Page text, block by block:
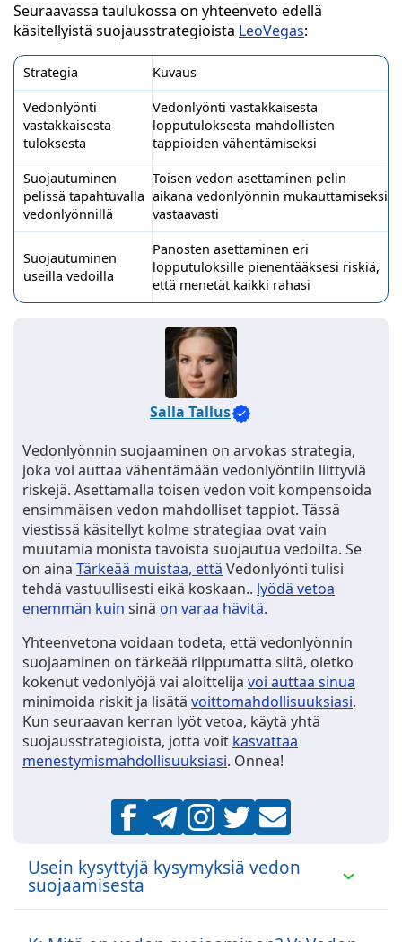
Seuraavassa taulukossa on yhteenveto edellä
käsitellyistä suojausstrategioista LeoVegas:
Strategia Kuvaus
Vedonlyönti
vastakkaisesta
tuloksesta
Vedonlyönti vastakkaisesta
lopputuloksesta mahdollisten
tappioiden vähentämiseksi
Suojautuminen
pelissä tapahtuvalla
vedonlyönnillä
Toisen vedon asettaminen pelin
aikana vedonlyönnin mukauttamiseksi
vastaavasti
Suojautuminen
useilla vedoilla
Panosten asettaminen eri
lopputuloksille pienentääksesi riskiä,
että menetät kaikki rahasi
Salla Tallus
Vedonlyönnin suojaaminen on arvokas strategia,
joka voi auttaa vähentämään vedonlyöntiin liittyviä
riskejä. Asettamalla toisen vedon voit kompensoida
ensimmäisen vedon mahdolliset tappiot. Tässä
viestissä käsitellyt kolme strategiaa ovat vain
muutamia monista tavoista suojautua vedoilta. Se
on aina Tärkeää muistaa, että Vedonlyönti tulisi
tehdä vastuullisesti eikä koskaan.. lyödä vetoa
enemmän kuin sinä on varaa hävitä.
Yhteenvetona voidaan todeta, että vedonlyönnin
suojaaminen on tärkeää riippumatta siitä, oletko
kokenut vedonlyöjä vai aloittelija voi auttaa sinua
minimoida riskit ja lisätä voittomahdollisuuksiasi.
Kun seuraavan kerran lyöt vetoa, käytä yhtä
suojausstrategioista, jotta voit kasvattaa
menestymismahdollisuuksiasi. Onnea!
Usein kysyttyjä kysymyksiä vedon
suojaamisesta